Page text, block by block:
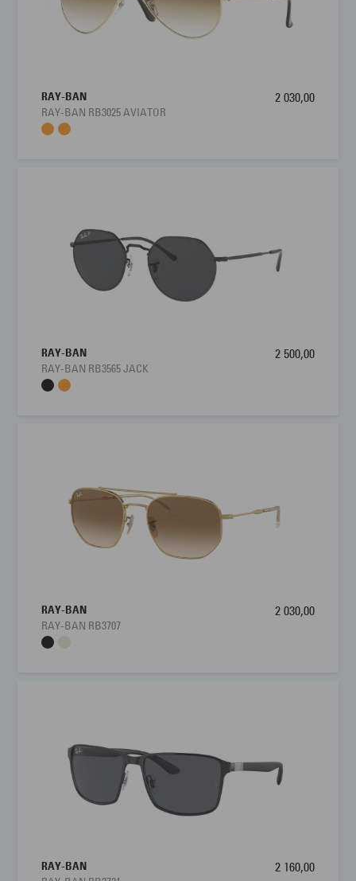
RAY-BAN
RAY-BAN RB3025 AVIATOR
2 030,00
RAY-BAN
RAY-BAN RB3565 JACK
2 500,00
RAY-BAN
RAY-BAN RB3707
2 030,00
RAY-BAN
2 160,00